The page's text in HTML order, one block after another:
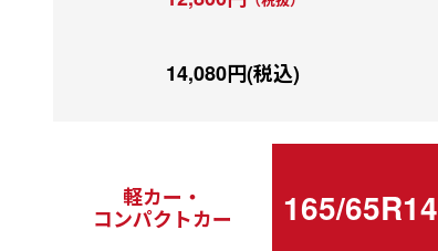
14,080円(税込)
軽カー・
コンパクトカー 165/65R14